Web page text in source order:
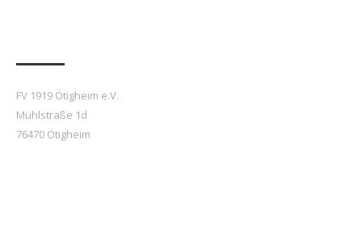
FV 1919 Ötigheim e.V.
Mühlstraße 1d
76470 Ötigheim